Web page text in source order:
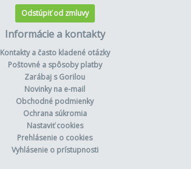
Odstúpiť od zmluvy
Informácie a kontakty
Kontakty a často kladené otázky
Poštovné a spôsoby platby
Zarábaj s Gorilou
Novinky na e-mail
Obchodné podmienky
Ochrana súkromia
Nastaviť cookies
Prehlásenie o cookies
Vyhlásenie o prístupnosti